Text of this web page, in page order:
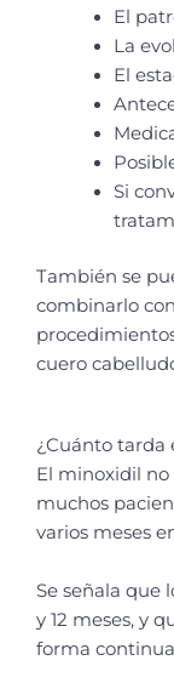
El
La
El
Si
También se
combinarlo
cuero
¿Cuánto tarda
El minoxidil no
muchos
varios meses
Se señala que
y 12 meses, y
forma